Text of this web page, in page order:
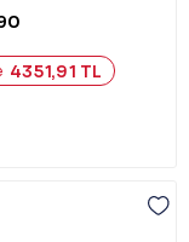
4351,91 TL